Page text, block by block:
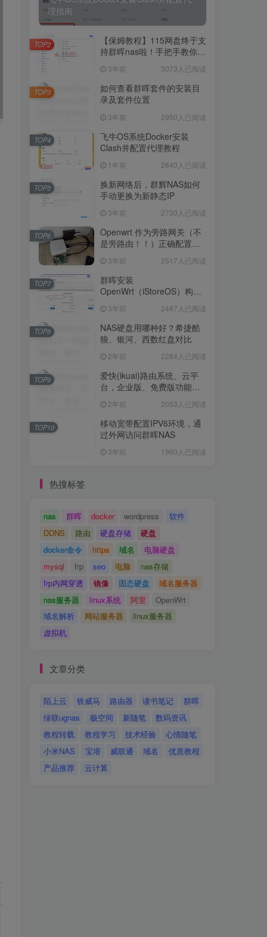
理指南
【保姆教程】115网盘终于支
持群晖nas啦！手把手教你群
盘！3年前 3073人已阅读
TOP2
如何查看群晖套件的安装目
录及套件位置
3年前 2950人已阅读
TOP3
飞牛OS系统Docker安装
Clash并配置代理教程
1年前 2840人已阅读
TOP4
换新网络后，群辉NAS如何
手动更换为新静态IP
3年前 2730人已阅读
TOP5
Openwrt 作为旁路网关（不
是旁路由！！）正确配置方
3年前 2517人已阅读
TOP6
群晖安装
OpenWrt（iStoreOS）构建
3年前 2487人已阅读
TOP7
NAS硬盘用哪种好？希捷酷
狼、银河、西数红盘对比
2年前 2284人已阅读
TOP8
爱快(ikuai)路由系统、云平
台，企业版、免费版功能对
2年前 2053人已阅读
TOP9
移动宽带配置IPV6环境，通
过外网访问群晖NAS
3年前 1960人已阅读
TOP10
热搜标签
nas 群晖 docker wordpress
软件
DDNS
路由 硬盘存储
硬盘
docker命令
https 域名
电脑硬盘
mysql
frp seo 电脑
nas存储
frp内网穿透
镜像 固态硬盘
域名服务器
nas服务器
linux系统 阿里
OpenWrt
域名解析
网站服务器
linux服务器
虚拟机
文章分类
陌上云 铁威马 路由器 读书笔记
群晖
绿联ugnas
极空间 新随笔
数码资讯
教程转载
教程学习 技术经验
心情随笔
小米NAS
宝塔 威联通 域名
优质教程
产品推荐
云计算